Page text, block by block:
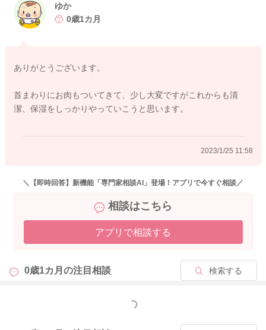
また保湿はしてあげてもいいと思いますので、ワセリンを塗っ
どうぞよろしくお願いします。
ゆか
0歳1カ月
ありがとうございます。
首まわりにお肉もついてきて、少し大変ですがこれからも清
潔、保湿をしっかりやっていこうと思います。
2023/1/25 11:58
＼【即時回答】新機能「専門家相談AI」登場！アプリで今すぐ相談／
相談はこちら
アプリで相談する
0歳1カ月の注目相談 検索する
もっと見る